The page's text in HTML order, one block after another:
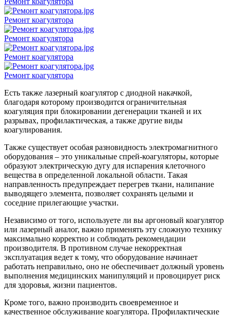
Ремонт коагулятора
Ремонт коагулятора
Ремонт коагулятора
Ремонт коагулятора
Есть также лазерный коагулятор с диодной накачкой,
благодаря которому производится ограничительная
коагуляция при блокировании дегенерации тканей и их
разрывах, профилактическая, а также другие виды
коагулирования.
Также существует особая разновидность электромагнитного
оборудования – это уникальные спрей-коагуляторы, которые
образуют электрическую дугу для испарения клеточного
вещества в определенной локальной области. Такая
направленность предупреждает перегрев ткани, налипание
выводящего элемента, позволяет сохранять целыми и
соседние прилегающие участки.
Независимо от того, используете ли вы аргоновый коагулятор
или лазерный аналог, важно применять эту сложную технику
максимально корректно и соблюдать рекомендации
производителя. В противном случае некорректная
эксплуатация ведет к тому, что оборудование начинает
работать неправильно, оно не обеспечивает должный уровень
выполнения медицинских манипуляций и провоцирует риск
для здоровья, жизни пациентов.
Кроме того, важно производить своевременное и
качественное обслуживание коагулятора. Профилактические